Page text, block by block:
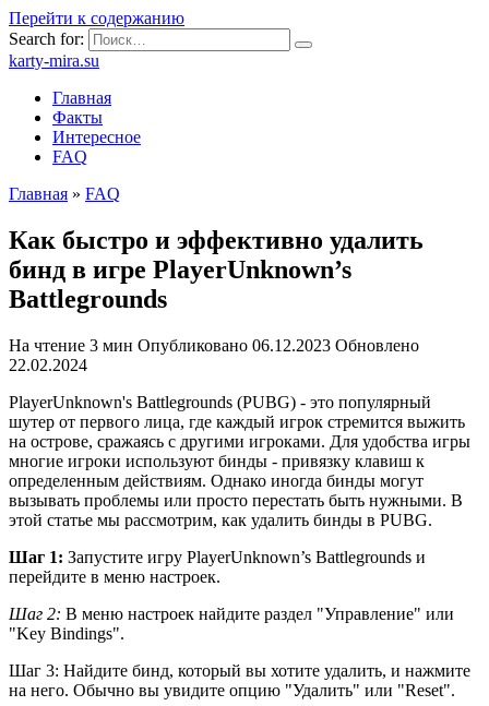
Перейти к содержанию
Search for:
karty-mira.su
Главная
Факты
Интересное
FAQ
Главная » FAQ
Как быстро и эффективно удалить
бинд в игре PlayerUnknown’s
Battlegrounds
На чтение 3 мин Опубликовано 06.12.2023 Обновлено
22.02.2024
PlayerUnknown's Battlegrounds (PUBG) - это популярный
шутер от первого лица, где каждый игрок стремится выжить
на острове, сражаясь с другими игроками. Для удобства игры
многие игроки используют бинды - привязку клавиш к
определенным действиям. Однако иногда бинды могут
вызывать проблемы или просто перестать быть нужными. В
этой статье мы рассмотрим, как удалить бинды в PUBG.
Шаг 1: Запустите игру PlayerUnknown’s Battlegrounds и
перейдите в меню настроек.
Шаг 2: В меню настроек найдите раздел "Управление" или
"Key Bindings".
Шаг 3: Найдите бинд, который вы хотите удалить, и нажмите
на него. Обычно вы увидите опцию "Удалить" или "Reset".